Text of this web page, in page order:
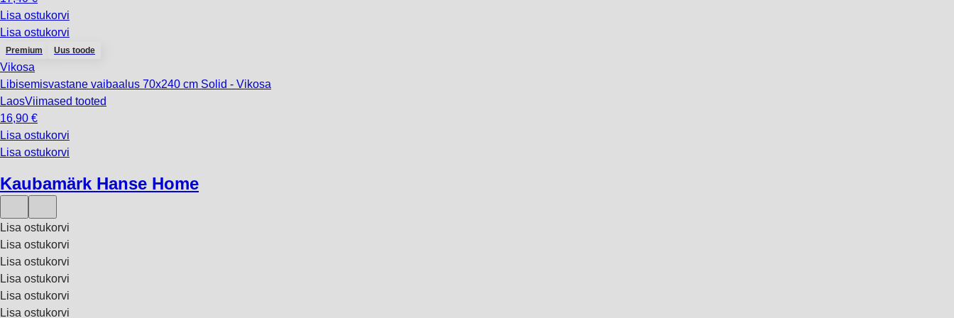
Lisa ostukorvi
Lisa ostukorvi
Premium Uus toode
Vikosa
Libisemisvastane vaibaalus 70x240 cm Solid - Vikosa
LaosViimased tooted
16,90 €
Lisa ostukorvi
Lisa ostukorvi
Kaubamärk Hanse Home
Lisa ostukorvi
Lisa ostukorvi
Lisa ostukorvi
Lisa ostukorvi
Lisa ostukorvi
Lisa ostukorvi